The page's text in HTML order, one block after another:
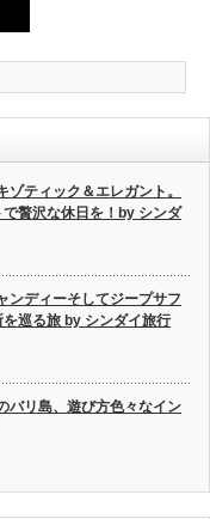
ゾティック＆エレガント。
贅沢な休日を！by シンダ
ンディーそしてジープサフ
巡る旅 by シンダイ旅行
バリ島、遊び方色々なイン